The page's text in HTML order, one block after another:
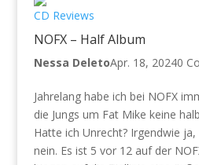
CD Reviews
NOFX – Half Album
Nessa DeletoApr. 18, 20240
Jahrelang habe ich bei NOFX
die Jungs um Fat Mike keine
Hatte ich Unrecht? Irgendwie
nein. Es ist 5 vor 12 auf der